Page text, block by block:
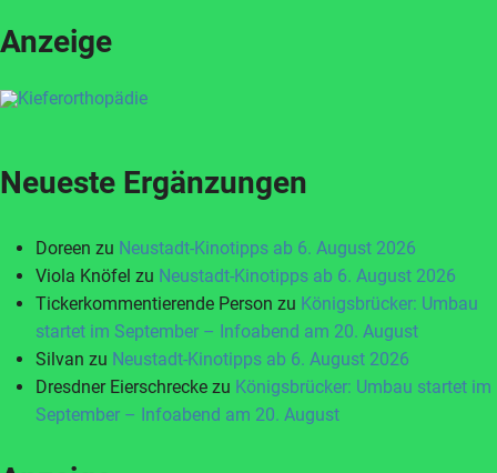
Anzeige
Neueste Ergänzungen
Doreen zu Neustadt-Kinotipps ab 6. August 2026
Viola Knöfel zu Neustadt-Kinotipps ab 6. August 2026
Tickerkommentierende Person zu Königsbrücker: Umbau
startet im September – Infoabend am 20. August
Silvan zu Neustadt-Kinotipps ab 6. August 2026
Dresdner Eierschrecke zu Königsbrücker: Umbau startet im
September – Infoabend am 20. August